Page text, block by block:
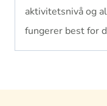
aktivitetsnivå og
fungerer best for